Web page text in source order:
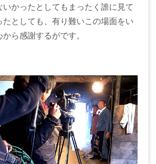
かったとしてもまったく誰に見て
としても、有り難いこの場面をい
ら感謝するがです。